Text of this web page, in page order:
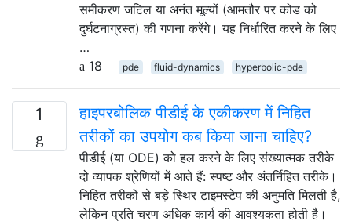
समीकरण जटिल या अनंत मूल्यों (आमतौर पर कोड को
दुर्घटनाग्रस्त) की गणना करेंगे। यह निर्धारित करने के लिए
…
18
pde fluid-dynamics hyperbolic-pde
1
हाइपरबोलिक पीडीई के एकीकरण में निहित
तरीकों का उपयोग कब किया जाना चाहिए?
पीडीई (या ODE) को हल करने के लिए संख्यात्मक तरीके
दो व्यापक श्रेणियों में आते हैं: स्पष्ट और अंतर्निहित तरीके।
निहित तरीकों से बड़े स्थिर टाइमस्टेप की अनुमति मिलती है,
लेकिन प्रति चरण अधिक कार्य की आवश्यकता होती है।